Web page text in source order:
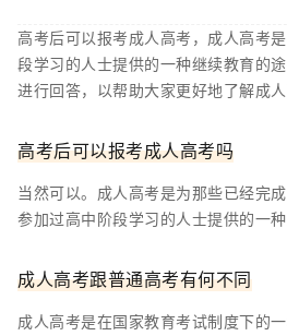
高考后可以报考成人高考，成人高考
段学习的人士提供的一种继续教育的
进行回答，以帮助大家更好地了解成人
高考后可以报考成人高考吗
当然可以。成人高考是为那些已经完
参加过高中阶段学习的人士提供的一种
成人高考跟普通高考有何不同
成人高考是在国家教育考试制度下的